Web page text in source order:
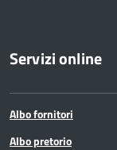
Servizi online
Albo fornitori
Albo pretorio